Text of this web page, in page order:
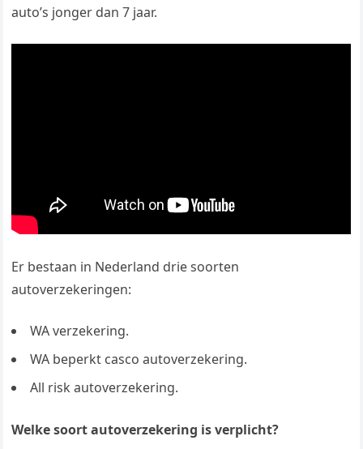
auto’s jonger dan 7 jaar.
Er bestaan in Nederland drie soorten
autoverzekeringen:
WA verzekering.
WA beperkt casco autoverzekering.
All risk autoverzekering.
Welke soort autoverzekering is verplicht?